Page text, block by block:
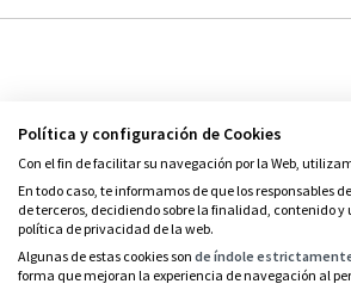
Política y configuración de Cookies
Con el fin de facilitar su navegación por la Web,
En todo caso, te informamos de que los responsables
de terceros, decidiendo sobre la finalidad, contenido
política de privacidad de la web.
Algunas de estas cookies son de índole
forma que mejoran la experiencia de navegación al